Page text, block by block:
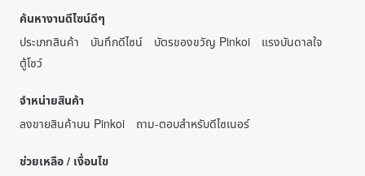
ค้นหางานดีไซน์ดีๆ
ประเภทสินค้า
บันทึกดีไซน์ บัตรของขวัญ Pinkoi
แรงบันดาลใจ
ตู้โชว์
จำหน่ายสินค้า
ลงขายสินค้าบน Pinkoi
ถาม-ตอบสำหรับดีไซเนอร์
ช่วยเหลือ / เงื่อนไข